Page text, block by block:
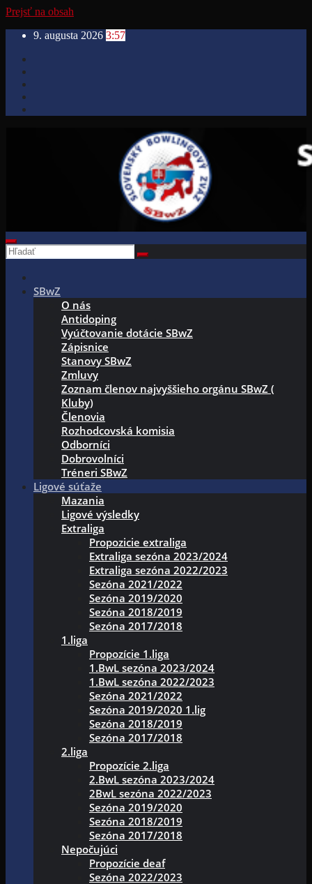
Prejsť na obsah
9. augusta 2026 3:57
SBwZ
O nás
Antidoping
Vyúčtovanie dotácie SBwZ
Zápisnice
Stanovy SBwZ
Zmluvy
Zoznam členov najvyššieho orgánu SBwZ (
Kluby)
Členovia
Rozhodcovská komisia
Odborníci
Dobrovolníci
Tréneri SBwZ
Ligové súťaže
Mazania
Ligové výsledky
Extraliga
Propozicie extraliga
Extraliga sezóna 2023/2024
Extraliga sezóna 2022/2023
Sezóna 2021/2022
Sezóna 2019/2020
Sezóna 2018/2019
Sezóna 2017/2018
1.liga
Propozície 1.liga
1.BwL sezóna 2023/2024
1.BwL sezóna 2022/2023
Sezóna 2021/2022
Sezóna 2019/2020 1.lig
Sezóna 2018/2019
Sezóna 2017/2018
2.liga
Propozície 2.liga
2.BwL sezóna 2023/2024
2BwL sezóna 2022/2023
Sezóna 2019/2020
Sezóna 2018/2019
Sezóna 2017/2018
Nepočujúci
Propozície deaf
Sezóna 2022/2023